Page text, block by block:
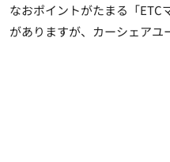
なおポイントがたまる「ETC
がありますが、カーシェアユ